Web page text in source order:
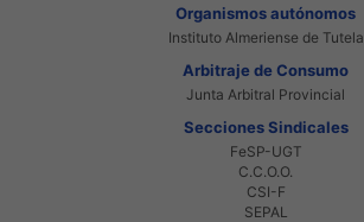
Organismos autónomos
Instituto Almeriense de Tutela
Arbitraje de Consumo
Junta Arbitral Provincial
Secciones Sindicales
FeSP-UGT
C.C.O.O.
CSI-F
SEPAL